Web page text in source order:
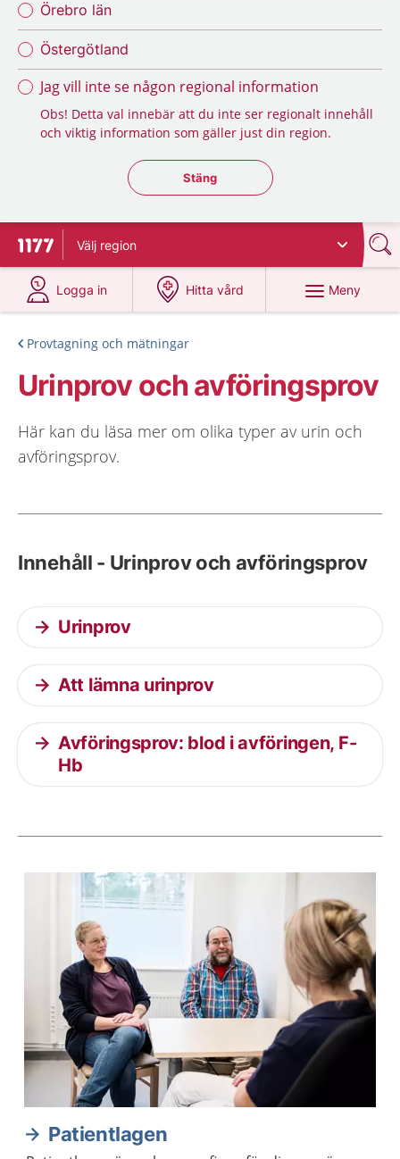
Örebro län
Östergötland
Jag vill inte se någon regional information
Obs! Detta val innebär att du inte ser regionalt innehåll
och viktig information som gäller just din region.
Stäng regionsväljaren
Stäng
Till startsidan för 1177
Välj region
Logga in
på 1177.se
Hitta vård
på 1177.se
Meny
Provtagning och mätningar
Urinprov och avföringsprov
Här kan du läsa mer om olika typer av urin och
avföringsprov.
Innehåll - Urinprov och avföringsprov
Urinprov
Att lämna urinprov
Avföringsprov: blod i avföringen, F-
Hb
Aktuella artiklar
Patientlagen